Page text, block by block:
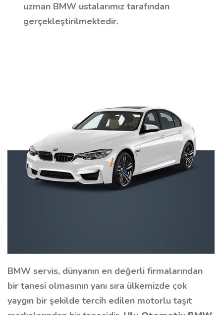
uzman BMW ustalarımız tarafından
gerçekleştirilmektedir.
BMW servis, dünyanın en değerli firmalarından
bir tanesi olmasının yanı sıra ülkemizde çok
yaygın bir şekilde tercih edilen motorlu taşıt